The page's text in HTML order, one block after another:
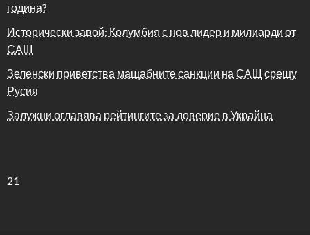
година?
Исторически завой: Колумбия с нов лидер и милиарди от
САЩ
Зеленски приветства мащабните санкции на САЩ срещу
Русия
Залужни оглавява рейтингите за доверие в Украйна
21